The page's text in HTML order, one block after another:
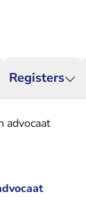
Registers
advocaat